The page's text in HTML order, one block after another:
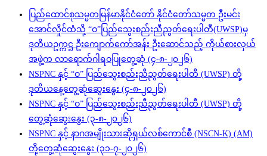
ပြည်ထောင်စုသမ္မတမြန်မာနိုင်ငံတော် နိုင်ငံတော်သမ္မတ ဦးမင်း
အောင်လှိုင်ထံသို့ “ဝ”ပြည်သွေးစည်းညီညွတ်ရေးပါတီ(UWSP)မှ
ဒုတိယဥက္ကဋ္ဌ ဦးကျောက်ကော်အန်း ဦးဆောင်သည့် ကိုယ်စားလှယ်
အဖွဲ့က လာရောက်ဂါရဝပြုတွေ့ဆုံ (၄-၈-၂၀၂၆)
NSPNC နှင့် “ဝ” ပြည်သွေးစည်းညီညွတ်ရေးပါတီ (UWSP) တို့
ဒုတိယနေ့တွေ့ဆုံဆွေးနွေး (၄-၈-၂၀၂၆)
NSPNC နှင့် “ဝ” ပြည်သွေးစည်းညီညွတ်ရေးပါတီ (UWSP) တို့
တွေ့ဆုံဆွေးနွေး (၃-၈-၂၀၂၆)
NSPNC နှင့် နာဂအမျိုးသားဆိုရှယ်လစ်ကောင်စီ (NSCN-K) (AM)
တို့တွေ့ဆုံဆွေးနွေး (၃၁-၇-၂၀၂၆)